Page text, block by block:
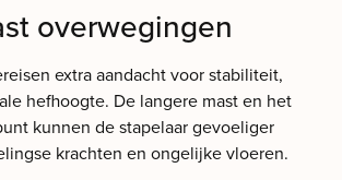
overwegingen
extra aandacht voor stabiliteit,
hefhoogte. De langere mast en het
kunnen de stapelaar gevoeliger
krachten en ongelijke vloeren.